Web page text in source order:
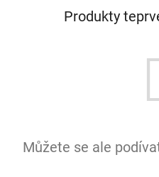
Produkty
Můžete se ale